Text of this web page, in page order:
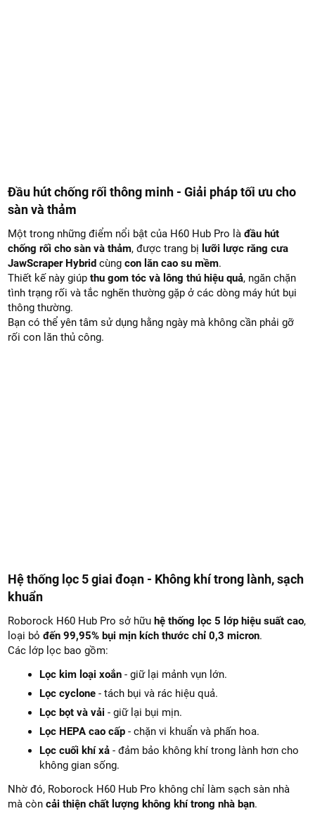
Đầu hút chống rối thông minh - Giải pháp tối ưu cho
sàn và thảm
Một trong những điểm nổi bật của H60 Hub Pro làđầu hút
chống rối cho sàn và thảm, được trang bị lưỡi lược răng cưa
JawScraper Hybrid cùngcon lăn cao su mềm.
Thiết kế này giúpthu gom tóc và lông thú hiệu quả, ngăn chặn
tình trạng rối và tắc nghẽn thường gặp ở các dòng máy hút bụi
thông thường.
Bạn có thể yên tâm sử dụng hằng ngày mà không cần phải gỡ
rối con lăn thủ công.
Hệ thống lọc 5 giai đoạn - Không khí trong lành, sạch
khuẩn
Roborock H60 Hub Pro sở hữuhệ thống lọc 5 lớp hiệu suất cao,
loại bỏđến 99,95% bụi mịn kích thước chỉ 0,3 micron.
Các lớp lọc bao gồm:
Lọc kim loại xoắn - giữ lại mảnh vụn lớn.
Lọc cyclone - tách bụi và rác hiệu quả.
Lọc bọt và vải - giữ lại bụi mịn.
Lọc HEPA cao cấp - chặn vi khuẩn và phấn hoa.
Lọc cuối khí xả - đảm bảo không khí trong lành hơn cho
không gian sống.
Nhờ đó, Roborock H60 Hub Pro không chỉ làm sạch sàn nhà
mà còncải thiện chất lượng không khí trong nhà bạn.